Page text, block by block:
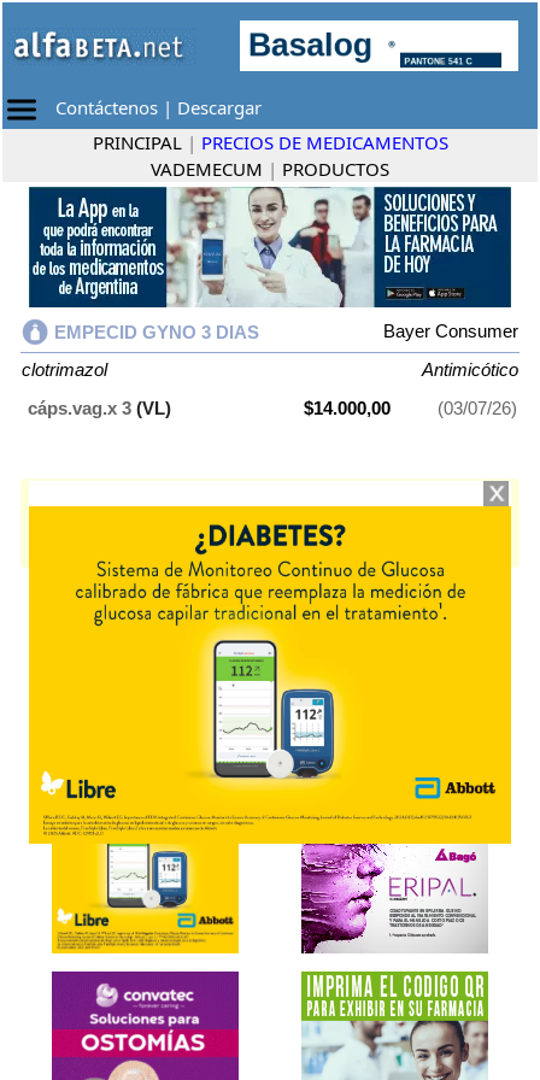
Contáctenos | Descargar
PRINCIPAL | PRECIOS DE MEDICAMENTOS
VADEMECUM | PRODUCTOS
EMPECID GYNO 3 DIAS
Bayer Consumer
clotrimazol
Antimicótico
cáps.vag.x 3 (VL) $14.000,00 (03/07/26)
. Es producido por Bayer Consumer
Explorar más
Otros productos conclotrimazol
Otros productos deBayer Consumer